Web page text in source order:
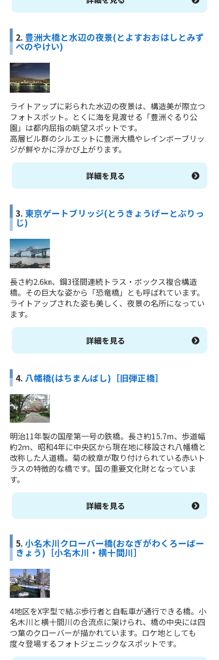
2. 豊洲大橋と水辺の夜景(とよすおおはしとみず
べのやけい)
ライトアップに彩られた水辺の夜景は、構造美が際立つ
フォトスポット。とくに海を見渡せる「豊洲ぐるり公
園」は都内屈指の眺望スポットです。
高層ビル群のシルエットに豊洲大橋やレインボーブリッ
ジが鮮やかに浮かび上がります。
詳細を見る
3. 東京ゲートブリッジ(とうきょうげーとぶりっ
じ)
長さ約2.6㎞、鋼3径間連続トラス・ボックス複合構造
橋。その巨大な姿から「恐竜橋」とも呼ばれています。
ライトアップされた姿も美しく、夜景の名所になってい
ます。
詳細を見る
4. 八幡橋(はちまんばし)［旧弾正橋］
明治11年製の国産第一号の鉄橋。長さ約15.7m、歩道幅
約2ｍ、昭和4年に中央区から現在地に移設され八幡橋と
改称した人道橋。菊の紋章が取り付けられている赤いト
ラスの特徴的な橋です。国の重要文化財となっていま
す。
詳細を見る
5. 小名木川クローバー橋(おなぎがわくろーばー
きょう)［小名木川・横十間川］
4地区をX字型で結ぶ歩行者と自転車が通行できる橋。小
名木川と横十間川の合流点に架けられ、橋の中央には四
つ葉のクローバーが描かれています。ロケ地としても
度々登場するフォトジェニックなスポットです。